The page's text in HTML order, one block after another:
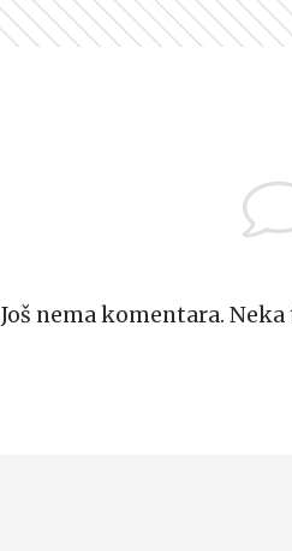
Još nema komentara.